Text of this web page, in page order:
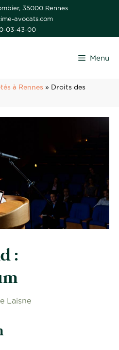
35000 Rennes
avocats.com
03-43-00
Menu
à Rennes » Droits des
:
Laisne